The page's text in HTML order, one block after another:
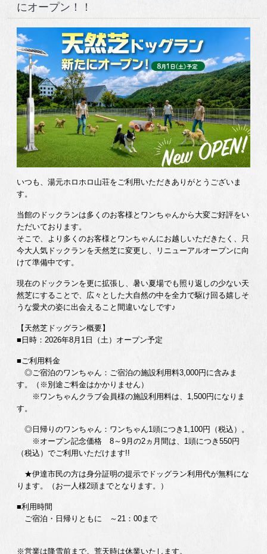
にオープン！！
いつも、湯元ホロホロ山荘をご利用いただきありがとうございま
す。
当館のドックランは多くのお客様とワンちゃんから大変ご好評をい
ただいております。
そこで、より多くのお客様とワンちゃんにお越しいただきたく、只
今大人気ドックランを天然芝に変更し、リニューアルオープンに向
けて準備中です。
現在のドックランを更に拡張し、暑い夏場でも照り返しの少ない天
然芝にすることで、広々とした大自然の中を全力で駆け回る嬉しそ
うな愛犬の姿に出会えること間違いなしです♪
【天然芝ドッグラン概要】
■日時：2026年8月1日（土）オープン予定
■ご利用料金
◎ご宿泊のワンちゃん：ご宿泊の施設利用料3,000円に含みま
す。（※別途ご料金はかかりません）
※ワンちゃんクラブ会員様の施設利用料は、1,500円になりま
す。
◎日帰りのワンちゃん：ワンちゃん1頭につき1,100円（税込）。
※オープン記念価格 8～9月の2ヵ月間は、1頭につき550円
（税込）でご利用いただけます!!
★伊達市民の方は身分証明の提示でドッグラン利用代が無料にな
ります。（お一人様2頭までとなります。）
■利用時間
ご宿泊・日帰りともに ～21：00まで
※営業は降雪前まで。荒天時は休業いたします。